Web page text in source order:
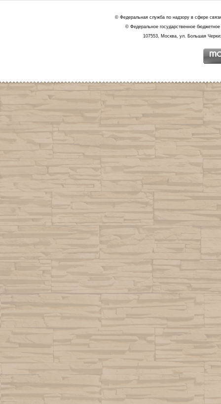
© Федеральная служба по надзору в сфере
© Федеральное государственное
107553, Москва, ул. Большая